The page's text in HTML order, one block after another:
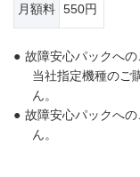
月額料 550円
● 故障安心パックへ
当社指定機種のご
ん。
● 故障安心パックへ
ん。